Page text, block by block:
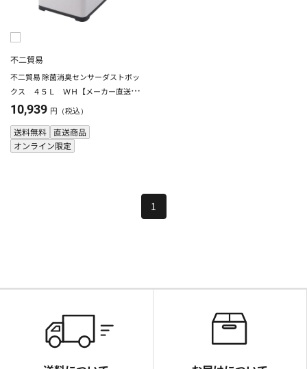
不二貿易
不二貿易 除菌消臭センサーダストボッ
クス ４５Ｌ ＷＨ【メーカー直送・
代引不可】
10,939 円（税込）
送料無料 直送商品
オンライン限定
1